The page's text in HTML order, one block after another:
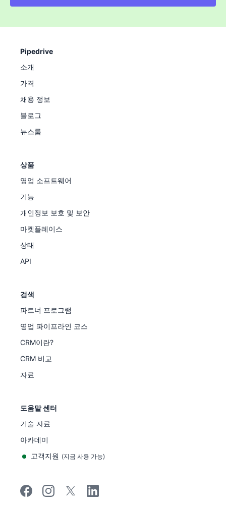
Pipedrive
소개
가격
채용 정보
블로그
뉴스룸
상품
영업 소프트웨어
기능
개인정보 보호 및 보안
마켓플레이스
상태
API
검색
파트너 프로그램
영업 파이프라인 코스
CRM이란?
CRM 비교
자료
도움말 센터
기술 자료
아카데미
고객지원 (지금 사용 가능)